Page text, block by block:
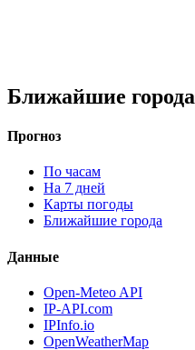
Ближайшие города
Прогноз
По часам
На 7 дней
Карты погоды
Ближайшие города
Данные
Open-Meteo API
IP-API.com
IPInfo.io
OpenWeatherMap